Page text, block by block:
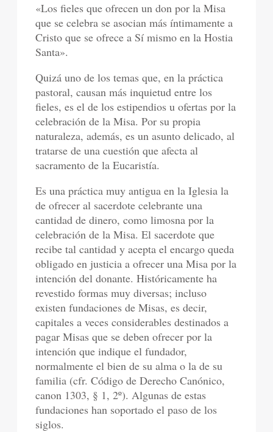
«Los fieles que ofrecen un don por la Misa
que se celebra se asocian más íntimamente a
Cristo que se ofrece a Sí mismo en la Hostia
Santa».
Quizá uno de los temas que, en la práctica
pastoral, causan más inquietud entre los
fieles, es el de los estipendios u ofertas por la
celebración de la Misa. Por su propia
naturaleza, además, es un asunto delicado, al
tratarse de una cuestión que afecta al
sacramento de la Eucaristía.
Es una práctica muy antigua en la Iglesia la
de ofrecer al sacerdote celebrante una
cantidad de dinero, como limosna por la
celebración de la Misa. El sacerdote que
recibe tal cantidad y acepta el encargo queda
obligado en justicia a ofrecer una Misa por la
intención del donante. Históricamente ha
revestido formas muy diversas; incluso
existen fundaciones de Misas, es decir,
capitales a veces considerables destinados a
pagar Misas que se deben ofrecer por la
intención que indique el fundador,
normalmente el bien de su alma o la de su
familia (cfr. Código de Derecho Canónico,
canon 1303, § 1, 2º). Algunas de estas
fundaciones han soportado el paso de los
siglos.